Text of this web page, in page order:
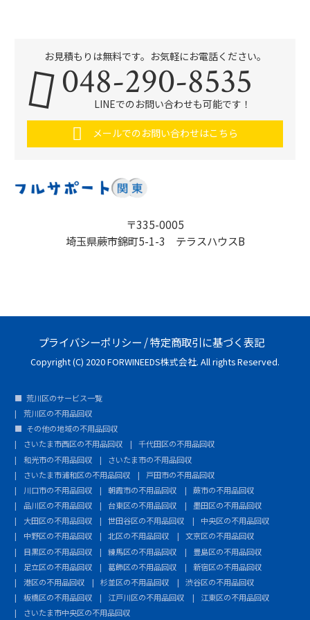
〒335-0005
埼玉県蕨市錦町5-1-3 テラスハウスB
お見積もりは無料です。お気軽にお電話ください。
048-290-8535
LINEでのお問い合わせも可能です！
メールでのお問い合わせはこちら
プライバシーポリシー /特定商取引に基づく表記
Copyright (C) 2020 FORWINEEDS株式会社. All rights Reserved.
荒川区のサービス一覧
荒川区の不用品回収
その他の地域の不用品回収
さいたま市西区の不用品回収
千代田区の不用品回収
和光市の不用品回収
さいたま市の不用品回収
さいたま市浦和区の不用品回収
戸田市の不用品回収
川口市の不用品回収
朝霞市の不用品回収
蕨市の不用品回収
品川区の不用品回収
台東区の不用品回収
墨田区の不用品回収
大田区の不用品回収
世田谷区の不用品回収
中央区の不用品回収
中野区の不用品回収
北区の不用品回収
文京区の不用品回収
目黒区の不用品回収
練馬区の不用品回収
豊島区の不用品回収
足立区の不用品回収
葛飾区の不用品回収
新宿区の不用品回収
港区の不用品回収
杉並区の不用品回収
渋谷区の不用品回収
板橋区の不用品回収
江戸川区の不用品回収
江東区の不用品回収
さいたま市中央区の不用品回収